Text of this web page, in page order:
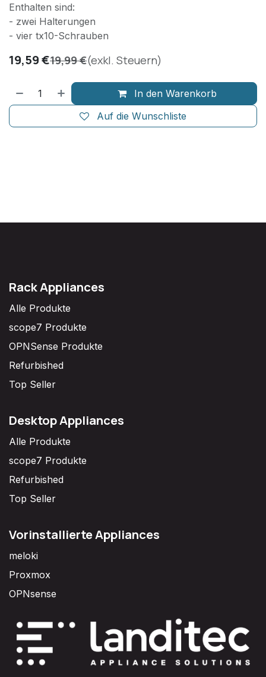
Enthalten sind:
- zwei Halterungen
- vier tx10-Schrauben
19,59€19,99€(exkl. Steuern)
In den Warenkorb
Auf die Wunschliste
Rack Appliances
Alle Produkte
scope7 Produkte
OPNSense Produkte
Refurbished
Top Seller
Desktop Appliances
Alle Produkte
scope7 Produkte
Refurbished
Top Seller
Vorinstallierte Appliances
meloki
Proxmox
OPNsense